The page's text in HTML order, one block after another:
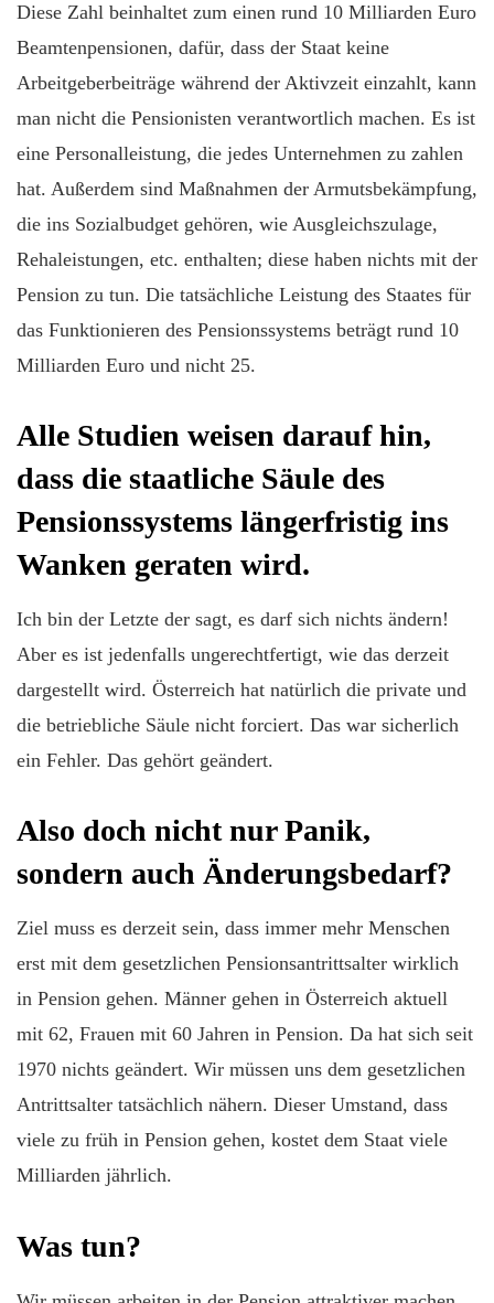
Diese Zahl beinhaltet zum einen rund 10 Milliarden Euro
Beamtenpensionen, dafür, dass der Staat keine
Arbeitgeberbeiträge während der Aktivzeit einzahlt, kann
man nicht die Pensionisten verantwortlich machen. Es ist
eine Personalleistung, die jedes Unternehmen zu zahlen
hat. Außerdem sind Maßnahmen der Armutsbekämpfung,
die ins Sozialbudget gehören, wie Ausgleichszulage,
Rehaleistungen, etc. enthalten; diese haben nichts mit der
Pension zu tun. Die tatsächliche Leistung des Staates für
das Funktionieren des Pensionssystems beträgt rund 10
Milliarden Euro und nicht 25.
Alle Studien weisen darauf hin,
dass die staatliche Säule des
Pensionssystems längerfristig ins
Wanken geraten wird.
Ich bin der Letzte der sagt, es darf sich nichts ändern!
Aber es ist jedenfalls ungerechtfertigt, wie das derzeit
dargestellt wird. Österreich hat natürlich die private und
die betriebliche Säule nicht forciert. Das war sicherlich
ein Fehler. Das gehört geändert.
Also doch nicht nur Panik,
sondern auch Änderungsbedarf?
Ziel muss es derzeit sein, dass immer mehr Menschen
erst mit dem gesetzlichen Pensionsantrittsalter wirklich
in Pension gehen. Männer gehen in Österreich aktuell
mit 62, Frauen mit 60 Jahren in Pension. Da hat sich seit
1970 nichts geändert. Wir müssen uns dem gesetzlichen
Antrittsalter tatsächlich nähern. Dieser Umstand, dass
viele zu früh in Pension gehen, kostet dem Staat viele
Milliarden jährlich.
Was tun?